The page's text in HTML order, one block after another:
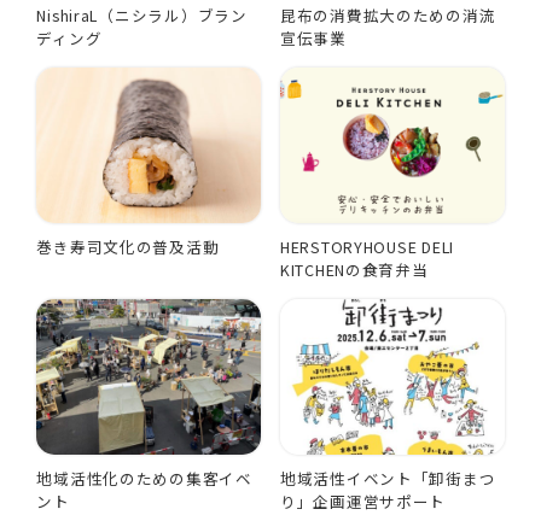
NishiraL（ニシラル）ブラン
ディング
昆布の消費拡大のための消流
宣伝事業
巻き寿司文化の普及活動
HERSTORYHOUSE DELI
KITCHENの食育弁当
地域活性化のための集客イベ
ント
地域活性イベント「卸街まつ
り」企画運営サポート